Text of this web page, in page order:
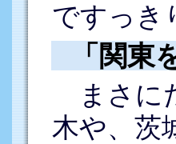
ですっき
「関
まさに
木や、茨